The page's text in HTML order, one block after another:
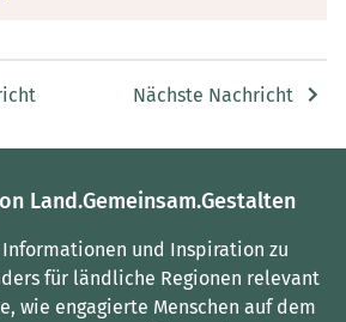
Nächste Nachricht
Land.Gemeinsam.Gestalten
und Inspiration zu
für ländliche Regionen relevant
wie engagierte Menschen auf dem